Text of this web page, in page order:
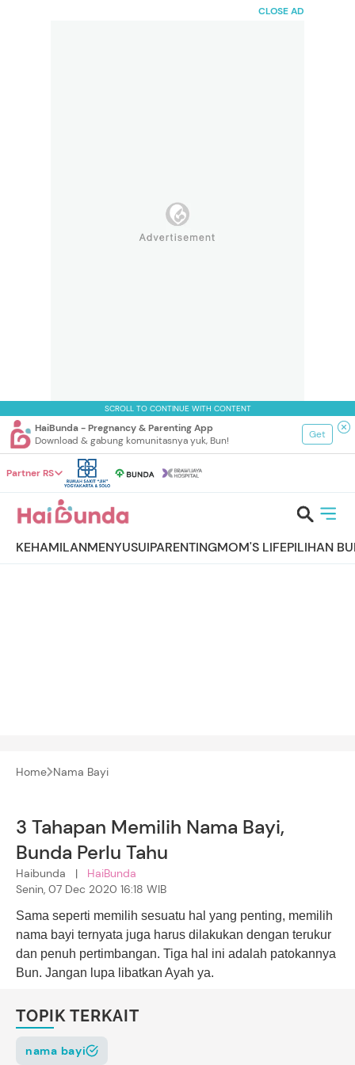
CLOSE AD
SCROLL TO CONTINUE WITH CONTENT
HaiBunda - Pregnancy & Parenting App
Download & gabung komunitasnya yuk, Bun!
Get
Partner RS
KEHAMILANMENYUSUIPARENTINGMOM'S LIFEPILIHAN
Home Nama Bayi
3 Tahapan Memilih Nama Bayi,
Bunda Perlu Tahu
Haibunda | HaiBunda
Senin, 07 Dec 2020 16:18 WIB
Sama seperti memilih sesuatu hal yang penting, memilih
nama bayi ternyata juga harus dilakukan dengan terukur
dan penuh pertimbangan. Tiga hal ini adalah patokannya
Bun. Jangan lupa libatkan Ayah ya.
TOPIK TERKAIT
nama bayi